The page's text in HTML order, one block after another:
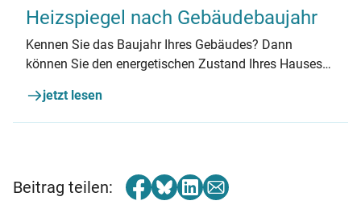
Heizspiegel nach Gebäudebaujahr
Kennen Sie das Baujahr Ihres Gebäudes? Dann
können Sie den energetischen Zustand Ihres Hauses
Baujahr passenden Heizspiegel.
jetzt lesen
Beitrag teilen: